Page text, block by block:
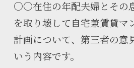
○○在住の年配夫婦とその
を取り壊して自宅兼賃貸マ
計画について、第三者の意
いう内容です。